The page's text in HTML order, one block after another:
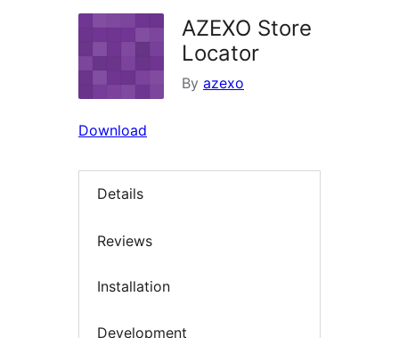
AZEXO Store
Locator
By azexo
Download
Details
Reviews
Installation
Development